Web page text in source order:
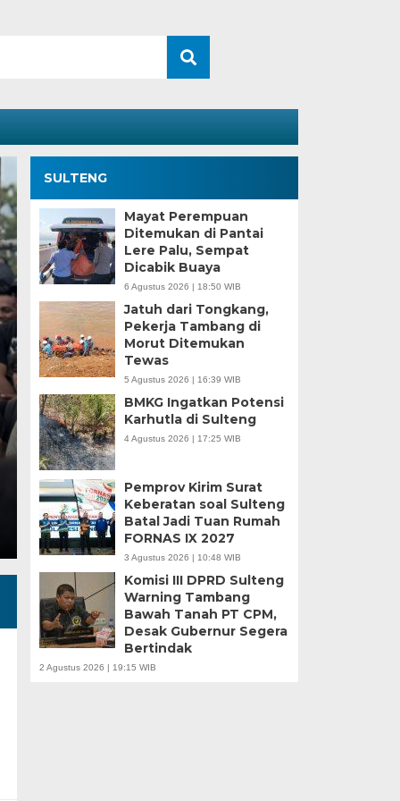
Kesaksian Buruh
Industri Nikel di
Minggu, 5 Jan 2025 - 18:59 WIB
HARIANSULTENG.COM, MOROWALI – Industri
punggung ekspor nasional. Mantra hilirisasi terus…
SULTENG
Mayat Perempuan
Ditemukan di Pantai
Lere Palu, Sempat
Dicabik Buaya
6 Agustus 2026 | 18:50 WIB
Jatuh dari Tongkang,
Pekerja Tambang di
Morut Ditemukan
Tewas
5 Agustus 2026 | 16:39 WIB
BMKG Ingatkan Potensi
Karhutla di Sulteng
4 Agustus 2026 | 17:25 WIB
Pemprov Kirim Surat
Keberatan soal Sulteng
Batal Jadi Tuan Rumah
FORNAS IX 2027
3 Agustus 2026 | 10:48 WIB
Komisi III DPRD Sulteng
Warning Tambang
Bawah Tanah PT CPM,
Desak Gubernur Segera
Bertindak
2 Agustus 2026 | 19:15 WIB